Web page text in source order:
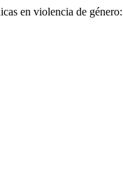
en violencia de